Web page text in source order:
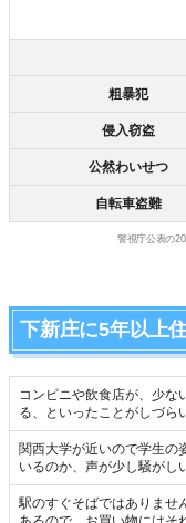
粗暴犯
侵入窃盗
公然わいせつ
自転車盗難
警視庁公表の
下新庄に5年以上
コンビニや飲食店が、少な
る、といったことがしづら
関西大学が近いので学生の
いるのか、声が少し騒がし
駅のすぐそばではありませ